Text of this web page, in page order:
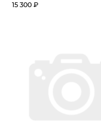
15 300 ₽